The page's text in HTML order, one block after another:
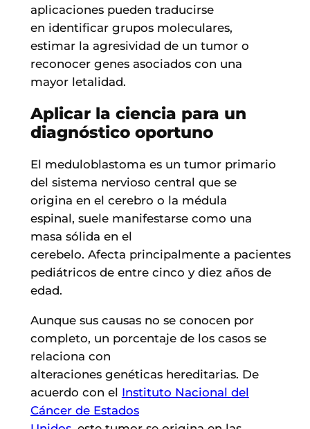
aplicaciones pueden traducirse
en identificar grupos moleculares,
estimar la agresividad de un tumor o
reconocer genes asociados con una
mayor letalidad.
Aplicar la ciencia para un
diagnóstico oportuno
El meduloblastoma es un tumor primario
del sistema nervioso central que se
origina en el cerebro o la médula
espinal, suele manifestarse como una
masa sólida en el
cerebelo. Afecta principalmente a pacientes
pediátricos de entre cinco y diez años de
edad.
Aunque sus causas no se conocen por
completo, un porcentaje de los casos se
relaciona con
alteraciones genéticas hereditarias. De
acuerdo con el Instituto Nacional del
Cáncer de Estados